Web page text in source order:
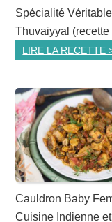
Spécialité
Thuvaiyyal
LIRE LA RECETTE
Cauldron Baby
Cuisine Indienne